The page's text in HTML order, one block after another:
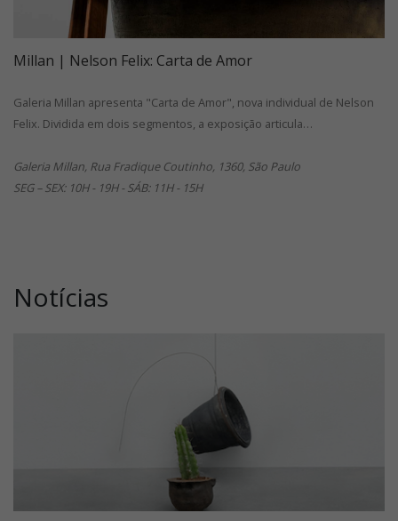
Millan | Nelson Felix: Carta de Amor
Galeria Millan apresenta "Carta de Amor", nova individual de Nelson
Felix. Dividida em dois segmentos, a exposição articula…
Galeria Millan, Rua Fradique Coutinho, 1360, São Paulo
SEG – SEX: 10H - 19H - SÁB: 11H - 15H
Notícias